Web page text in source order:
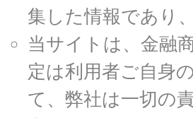
集した情報であり
当サイトは、金融
定は利用者ご自身
て、弊社は一切の